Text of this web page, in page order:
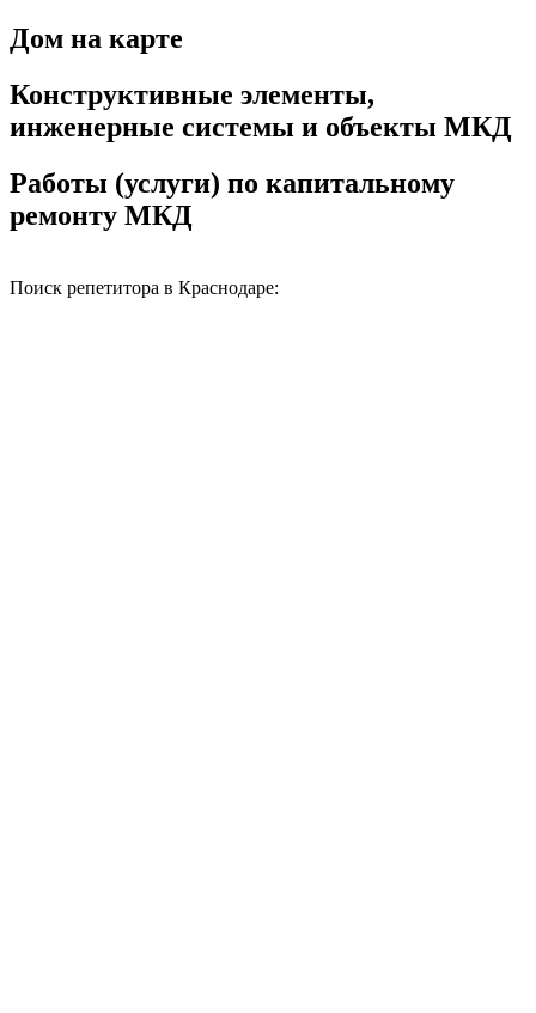
Дом на карте
Конструктивные элементы,
инженерные системы и объекты МКД
Работы (услуги) по капитальному
ремонту МКД
Поиск репетитора в Краснодаре: